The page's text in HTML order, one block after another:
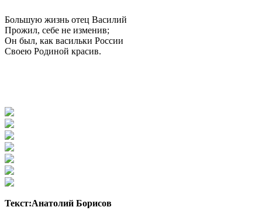
Большую жизнь отец Василий
Прожил, себе не изменив;
Он был, как васильки России
Своею Родиной красив.
Текст:Анатолий Борисов